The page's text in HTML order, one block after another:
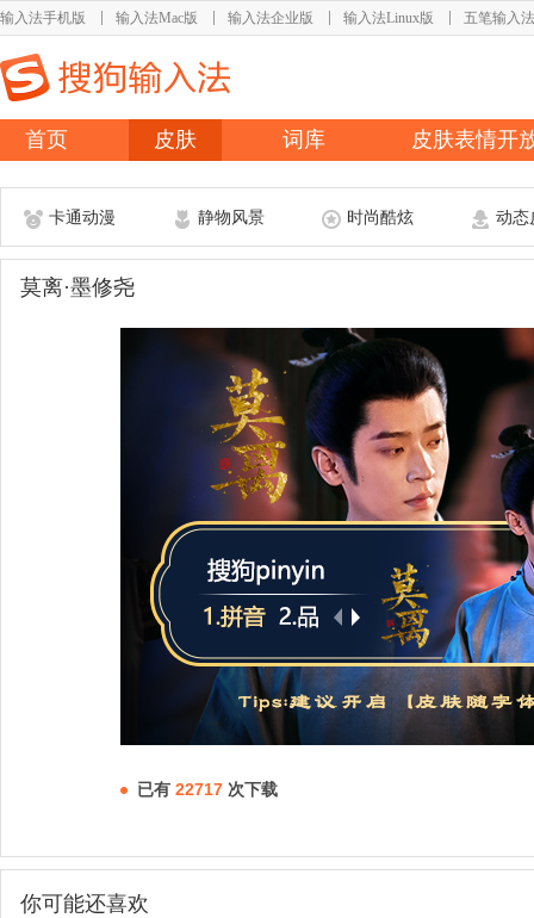
输入法手机版 输入法Mac版 输入法企业版 输入法Linux版 五笔输入法
首页 皮肤 词库 皮肤表情开
卡通动漫 静物风景 时尚酷炫 动态
莫离·墨修尧
已有 22717 次下载
你可能还喜欢